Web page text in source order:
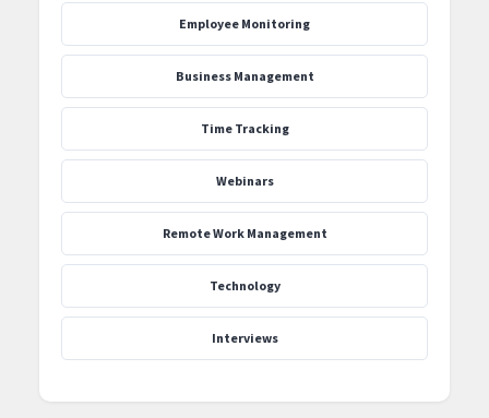
Employee Monitoring
Business Management
Time Tracking
Webinars
Remote Work Management
Technology
Interviews